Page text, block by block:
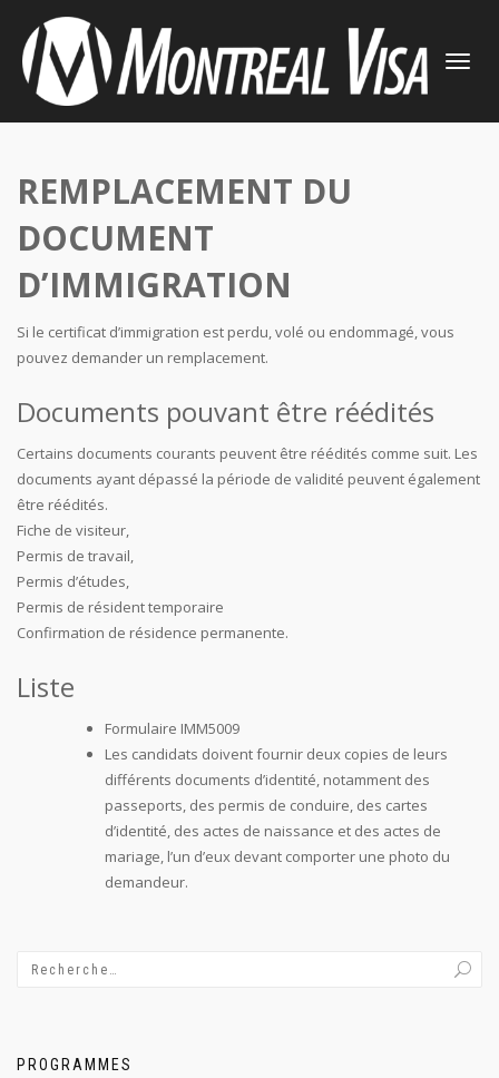
TOGGLE
REMPLACEMENT DU
DOCUMENT
D’IMMIGRATION
Si le certificat d’immigration est perdu, volé ou endommagé, vous
pouvez demander un remplacement.
Documents pouvant être réédités
Certains documents courants peuvent être réédités comme suit. Les
documents ayant dépassé la période de validité peuvent également
être réédités.
Fiche de visiteur,
Permis de travail,
Permis d’études,
Permis de résident temporaire
Confirmation de résidence permanente.
Liste
Formulaire IMM5009
Les candidats doivent fournir deux copies de leurs
différents documents d’identité, notamment des
passeports, des permis de conduire, des cartes
d’identité, des actes de naissance et des actes de
mariage, l’un d’eux devant comporter une photo du
demandeur.
PROGRAMMES